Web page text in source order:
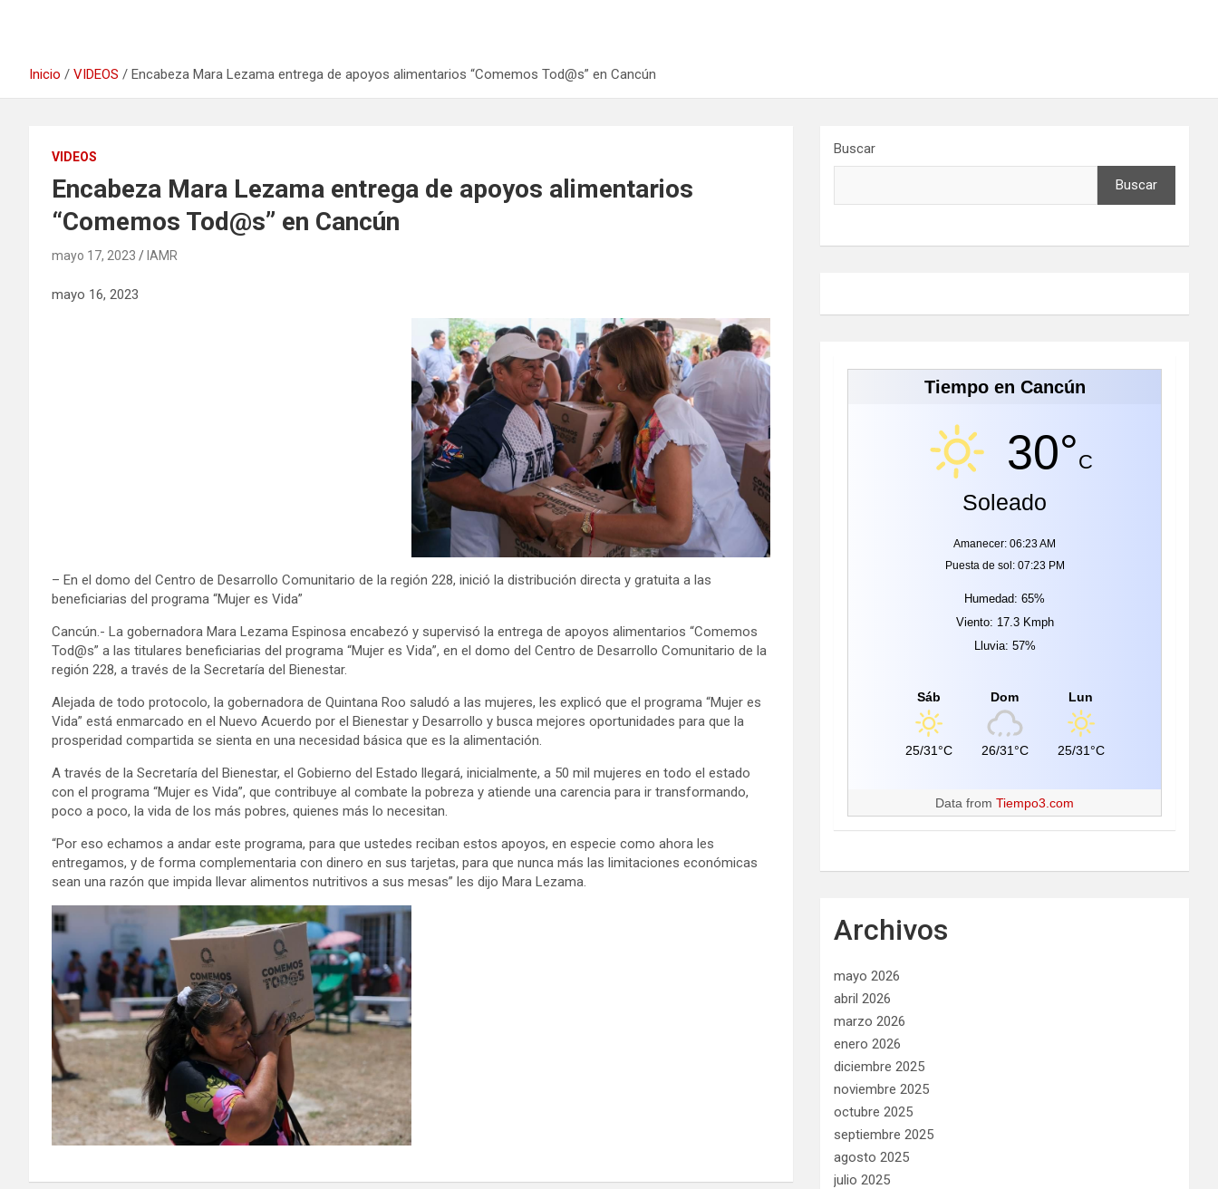
Inicio VIDEOS Encabeza Mara Lezama entrega de apoyos alimentarios “Comemos Tod@s” en Cancún
VIDEOS
Encabeza Mara Lezama entrega de apoyos alimentarios
“Comemos Tod@s” en Cancún
mayo 17, 2023 IAMR
mayo 16, 2023
– En el domo del Centro de Desarrollo Comunitario de la región 228, inició la distribución directa y gratuita a las
beneficiarias del programa “Mujer es Vida”
Cancún.- La gobernadora Mara Lezama Espinosa encabezó y supervisó la entrega de apoyos alimentarios “Comemos
Tod@s” a las titulares beneficiarias del programa “Mujer es Vida”, en el domo del Centro de Desarrollo Comunitario de la
región 228, a través de la Secretaría del Bienestar.
Alejada de todo protocolo, la gobernadora de Quintana Roo saludó a las mujeres, les explicó que el programa “Mujer es
Vida” está enmarcado en el Nuevo Acuerdo por el Bienestar y Desarrollo y busca mejores oportunidades para que la
prosperidad compartida se sienta en una necesidad básica que es la alimentación.
A través de la Secretaría del Bienestar, el Gobierno del Estado llegará, inicialmente, a 50 mil mujeres en todo el estado
con el programa “Mujer es Vida”, que contribuye al combate la pobreza y atiende una carencia para ir transformando,
poco a poco, la vida de los más pobres, quienes más lo necesitan.
“Por eso echamos a andar este programa, para que ustedes reciban estos apoyos, en especie como ahora les
entregamos, y de forma complementaria con dinero en sus tarjetas, para que nunca más las limitaciones económicas
sean una razón que impida llevar alimentos nutritivos a sus mesas” les dijo Mara Lezama.
Buscar
Buscar
Tiempo en Cancún
30°C
Soleado
Amanecer: 06:23 AM
Puesta de sol: 07:23 PM
Humedad: 65%
Viento: 17.3 Kmph
Lluvia: 57%
Sáb
25/31°C
Dom
26/31°C
Lun
25/31°C
Data fromTiempo3.com
Archivos
mayo 2026
abril 2026
marzo 2026
enero 2026
diciembre 2025
noviembre 2025
octubre 2025
septiembre 2025
agosto 2025
julio 2025